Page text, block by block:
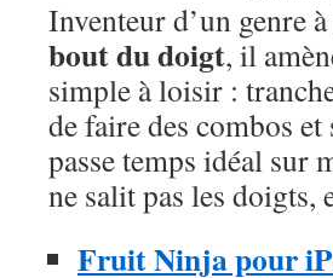
Inventeur d’un genre
bout du doigt, il
simple à loisir :
de faire des combos
passe temps idéal sur
ne salit pas les doigts,
Fruit Ninja pour